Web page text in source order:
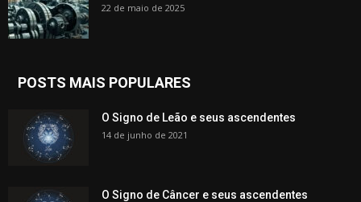
22 de maio de 2025
POSTS MAIS POPULARES
O Signo de Leão e seus ascendentes
14 de junho de 2021
O Signo de Câncer e seus ascendentes